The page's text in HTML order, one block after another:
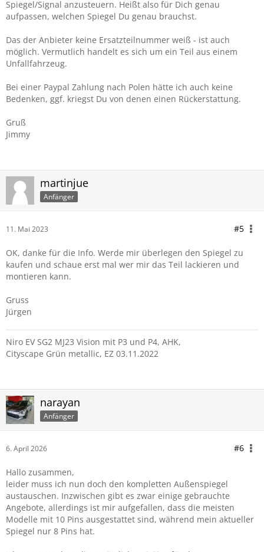
Spiegel/Signal anzusteuern. Heißt also für Dich genau
aufpassen, welchen Spiegel Du genau brauchst.
Das der Anbieter keine Ersatzteilnummer weiß - ist auch
möglich. Vermutlich handelt es sich um ein Teil aus einem
Unfallfahrzeug.
Bei einer Paypal Zahlung nach Polen hätte ich auch keine
Bedenken, ggf. kriegst Du von denen einen Rückerstattung.
Gruß
Jimmy
martinjue
Anfänger
11. Mai 2023 #5
OK, danke für die Info. Werde mir überlegen den Spiegel zu
kaufen und schaue erst mal wer mir das Teil lackieren und
montieren kann.
Gruss
Jürgen
Niro EV SG2 MJ23 Vision mit P3 und P4, AHK,
Cityscape Grün metallic, EZ 03.11.2022
narayan
Anfänger
6. April 2026 #6
Hallo zusammen,
leider muss ich nun doch den kompletten Außenspiegel
austauschen. Inzwischen gibt es zwar einige gebrauchte
Angebote, allerdings ist mir aufgefallen, dass die meisten
Modelle mit 10 Pins ausgestattet sind, während mein aktueller
Spiegel nur 8 Pins hat.